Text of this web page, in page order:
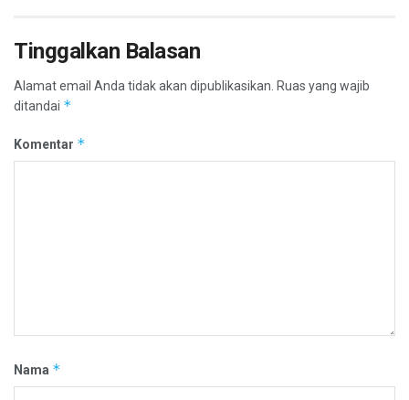
Tinggalkan Balasan
Alamat email Anda tidak akan dipublikasikan. Ruas yang wajib
ditandai *
Komentar *
Nama *